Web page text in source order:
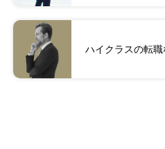
ハイクラスの転職